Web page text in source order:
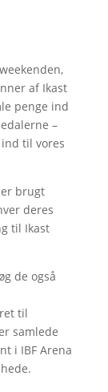
af Ikast
penge ind
–
til vores
brugt
deres
til Ikast
de også
til
samlede
i IBF Arena